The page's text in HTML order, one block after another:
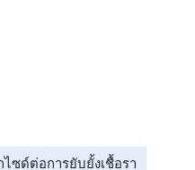
ซด์ต่อการยับยั้งเชื้อรา